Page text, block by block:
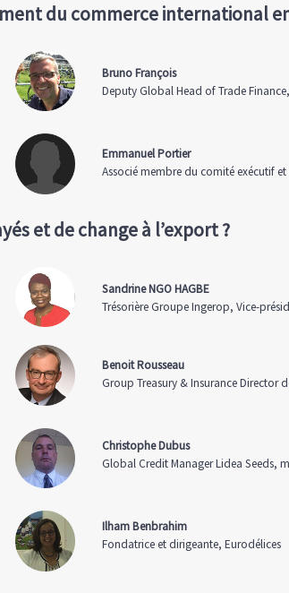
du commerce international
Bruno François
Deputy Global Head of Trade
Emmanuel Portier
Associé membre du comité exécutif
et de change à l’export ?
Sandrine NGO HAGBE
Trésorière Groupe Ingerop, Vice-
Benoit Rousseau
Group Treasury & Insurance Director
Christophe Dubus
Global Credit Manager Lidea Seeds,
Ilham Benbrahim
Fondatrice et dirigeante, Eurodélices